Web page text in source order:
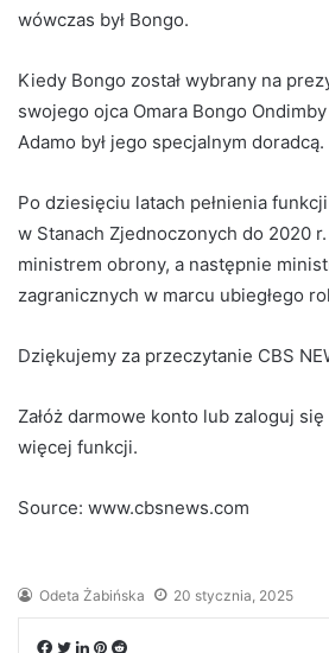
wówczas był Bongo.
Kiedy Bongo został wybrany na
swojego ojca Omara Bongo
Adamo był jego specjalnym doradcą.
Po dziesięciu latach pełnienia
w Stanach Zjednoczonych do 2020
ministrem obrony, a następnie
zagranicznych w marcu ubiegłego
Dziękujemy za przeczytanie CBS
Załóż darmowe konto lub zaloguj się
więcej funkcji.
Source: www.cbsnews.com
Odeta Żabińska 20 stycznia, 2025
Facebook
Twitter
LinkedIn
Pinterest
Reddit